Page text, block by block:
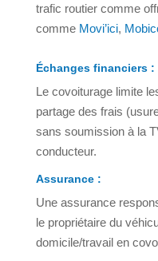
trafic routier comme
comme Movi’ici,
Échanges financiers :
Le covoiturage limite
partage des frais
sans soumission à la
conducteur.
Assurance :
Une assurance
le propriétaire du
domicile/travail en